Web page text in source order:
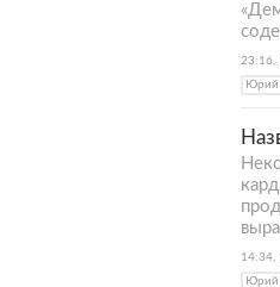
23:16,
Юрий
14:34,
Юрий